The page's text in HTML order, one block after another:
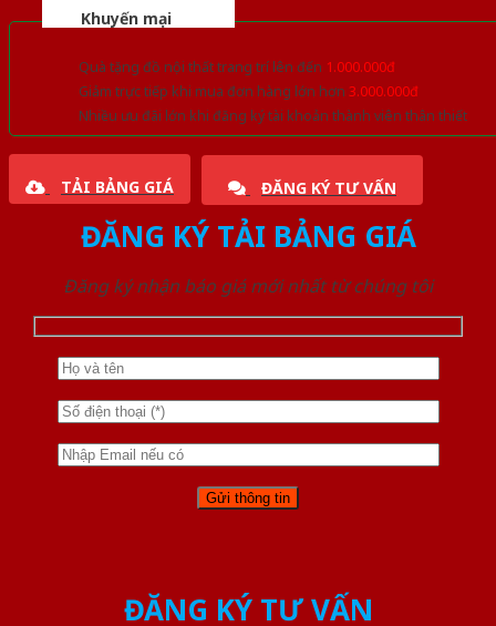
Khuyến mại
Quà tặng đồ nội thất trang trí lên đến 1.000.000đ
Giảm trực tiếp khi mua đơn hàng lớn hơn 3.000.000đ
Nhiều ưu đãi lớn khi đăng ký tài khoản thành viên thân thiết
TẢI BẢNG GIÁ ĐĂNG KÝ TƯ VẤN
ĐĂNG KÝ TẢI BẢNG GIÁ
Đăng ký nhận báo giá mới nhất từ chúng tôi
ĐĂNG KÝ TƯ VẤN